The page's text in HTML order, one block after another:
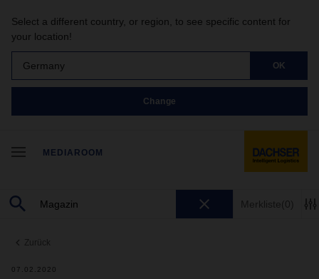
Select a different country, or region, to see specific content for
your location!
Germany OK
Change
MEDIAROOM
Merkliste(0)
Zurück
07.02.2020